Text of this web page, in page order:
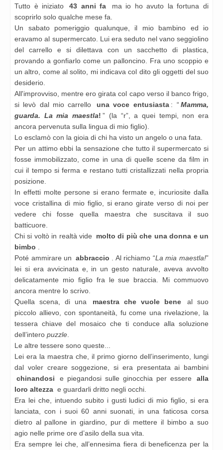
Tutto è iniziato
43 anni fa
ma io ho avuto la fortuna di
scoprirlo solo qualche mese fa.
Un sabato pomeriggio qualunque, il mio bambino ed io
eravamo al supermercato. Lui era seduto nel vano seggiolino
del carrello e si dilettava con un sacchetto di plastica,
provando a gonfiarlo come un palloncino. Fra uno scoppio e
un altro, come al solito, mi indicava col dito gli oggetti del suo
desiderio.
All'improvviso, mentre ero girata col capo verso il banco frigo,
si levò dal mio carrello
una voce entusiasta : “ Mamma,
guarda. La mia maestla! ” (la “r”, a quei tempi, non era
ancora pervenuta sulla lingua di mio figlio).
Lo esclamò con la gioia di chi ha visto un angelo o una fata.
Per un attimo ebbi la sensazione che tutto il supermercato si
fosse immobilizzato, come in una di quelle scene da film in
cui il tempo si ferma e restano tutti cristallizzati nella propria
posizione.
In effetti molte persone si erano fermate e, incuriosite dalla
voce cristallina di mio figlio, si erano girate verso di noi per
vedere chi fosse quella maestra che suscitava il suo
batticuore.
Chi si voltò in realtà vide
molto di più che una donna e un
bimbo .
Poté ammirare un abbraccio . Al richiamo “La mia maestla!”
lei si era avvicinata e, in un gesto naturale, aveva avvolto
delicatamente mio figlio fra le sue braccia. Mi commuovo
ancora mentre lo scrivo.
Quella scena, di una
maestra che vuole bene
al suo
piccolo allievo, con spontaneità, fu come una rivelazione, la
tessera chiave del mosaico che ti conduce alla soluzione
dell’intero puzzle.
Le altre tessere sono queste...
Lei era la maestra che, il primo giorno dell’inserimento, lungi
dal voler creare soggezione, si era presentata ai bambini
chinandosi
e piegandosi sulle ginocchia per essere
alla
loro altezza e guardarli dritto negli occhi.
Era lei che, intuendo subito i gusti ludici di mio figlio, si era
lanciata,con i suoi 60 anni suonati, in una faticosa corsa
dietro al pallone in giardino, pur di mettere il bimbo a suo
agio nelle prime ore d’asilo della sua vita.
Era sempre lei che, all’ennesima fiera di beneficenza per la